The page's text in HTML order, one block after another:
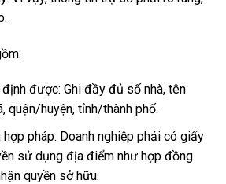
được: Ghi đầy đủ số nhà, tên
quận/huyện, tỉnh/thành phố.
pháp: Doanh nghiệp phải có giấy
sử dụng địa điểm như hợp đồng
quyền sở hữu.